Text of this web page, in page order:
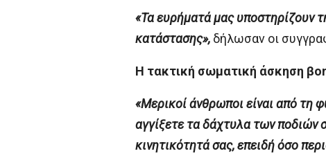
«Τα ευρήματά μας υποστηρίζουν
κατάστασης»,δήλωσαν οι
Η τακτική σωματική άσκηση
«Μερικοί άνθρωποι είναι από τη
αγγίξετε τα δάχτυλα των ποδιών
κινητικότητά σας, επειδή όσο